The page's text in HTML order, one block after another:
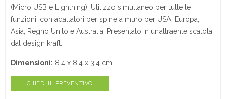
(Micro USB e Lightning). Utilizzo simultaneo per tutte le
funzioni, con adattatori per spine a muro per USA, Europa,
Asia, Regno Unito e Australia. Presentato in un’attraente scatola
dal design kraft.
Dimensioni: 8.4 x 8.4 x 3.4 cm
CHIEDI IL PREVENTIVO